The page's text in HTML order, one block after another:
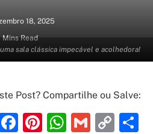
sala clássica impecável e acolhedora!
18, 2025
Mins Read
Post? Compartilhe ou Salve:
Facebook
Pinterest
Gmail